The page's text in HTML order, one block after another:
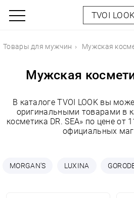
TVOI
Товары для мужчин Мужская
Мужская
В каталоге TVOI LOOK вы
оригинальными товарами в
косметика DR. SEA» по цене от
официальных
MORGAN'S LUXINA